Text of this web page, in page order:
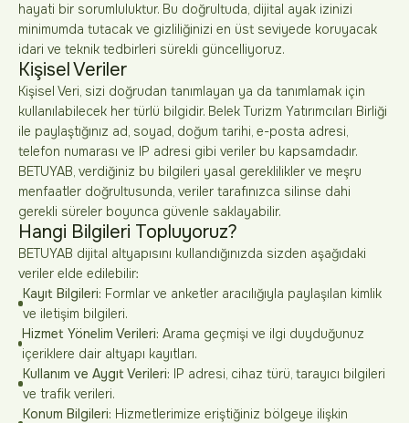
hayati bir sorumluluktur. Bu doğrultuda, dijital ayak izinizi
minimumda tutacak ve gizliliğinizi en üst seviyede koruyacak
idari ve teknik tedbirleri sürekli güncelliyoruz.
Kişisel Veriler
Kişisel Veri, sizi doğrudan tanımlayan ya da tanımlamak için
kullanılabilecek her türlü bilgidir. Belek Turizm Yatırımcıları Birliği
ile paylaştığınız ad, soyad, doğum tarihi, e-posta adresi,
telefon numarası ve IP adresi gibi veriler bu kapsamdadır.
BETUYAB, verdiğiniz bu bilgileri yasal gereklilikler ve meşru
menfaatler doğrultusunda, veriler tarafınızca silinse dahi
gerekli süreler boyunca güvenle saklayabilir.
Hangi Bilgileri Topluyoruz?
BETUYAB dijital altyapısını kullandığınızda sizden aşağıdaki
veriler elde edilebilir:
Kayıt Bilgileri: Formlar ve anketler aracılığıyla paylaşılan kimlik
ve iletişim bilgileri.
Hizmet Yönelim Verileri: Arama geçmişi ve ilgi duyduğunuz
içeriklere dair altyapı kayıtları.
Kullanım ve Aygıt Verileri: IP adresi, cihaz türü, tarayıcı bilgileri
ve trafik verileri.
Konum Bilgileri: Hizmetlerimize eriştiğiniz bölgeye ilişkin